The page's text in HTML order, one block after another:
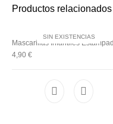
Productos relacionados
SIN EXISTENCIAS
Mascarillas Infantiles
4,90€